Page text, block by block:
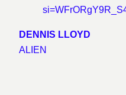
DENNIS LLOYD
ALIEN